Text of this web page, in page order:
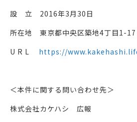
設 立 2016年3月30日
所在地 東京都中央区築地4丁目1-17
U R L https://
＜本件に関する問い合わせ先＞
株式会社カケハシ 広報